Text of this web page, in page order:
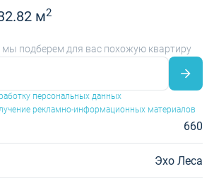
м2
мы подберем для вас похожую квартиру
персональных данных
рекламно-информационных материалов
660
Эхо Леса